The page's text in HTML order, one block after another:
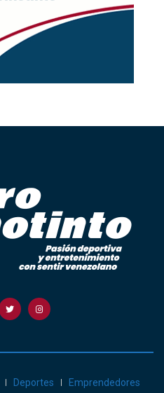
Deportes Emprendedores